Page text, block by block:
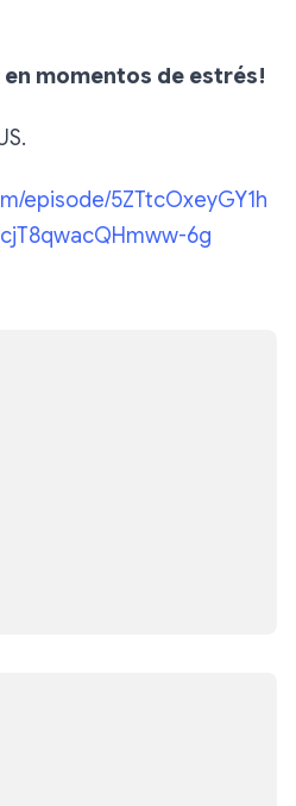
momentos de estrés!
episode/5ZTtcOxeyGY1h
6g